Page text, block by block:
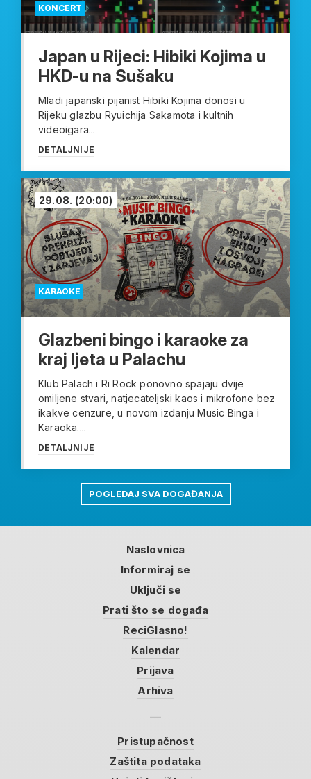
KONCERT
Japan u Rijeci: Hibiki Kojima u
HKD-u na Sušaku
Mladi japanski pijanist Hibiki Kojima donosi u
Rijeku glazbu Ryuichija Sakamota i kultnih
videoigara...
DETALJNIJE
KARAOKE
29.08. (20:00)
Glazbeni bingo i karaoke za
kraj ljeta u Palachu
Klub Palach i Ri Rock ponovno spajaju dvije
omiljene stvari, natjecateljski kaos i mikrofone bez
ikakve cenzure, u novom izdanju Music Binga i
Karaoka....
DETALJNIJE
POGLEDAJ SVA DOGAĐANJA
Naslovnica
Informiraj se
Uključi se
Prati što se događa
ReciGlasno!
Kalendar
Prijava
Arhiva
Pristupačnost
Zaštita podataka